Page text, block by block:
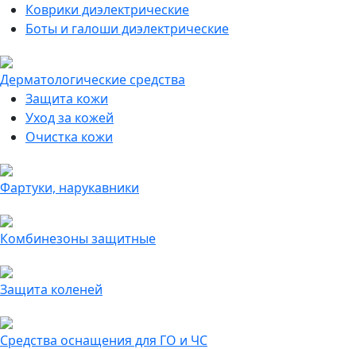
Коврики диэлектрические
Боты и галоши диэлектрические
Дерматологические средства
Защита кожи
Уход за кожей
Очистка кожи
Фартуки, нарукавники
Комбинезоны защитные
Защита коленей
Средства оснащения для ГО и ЧС